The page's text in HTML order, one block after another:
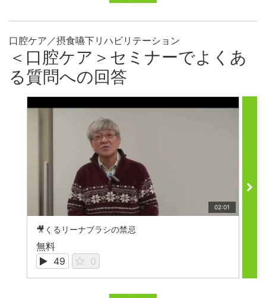
口腔ケア／摂食嚥下リハビリテーション
＜口腔ケア＞セミナーでよくあ
る質問への回答
02:01
🎥くるリーナブラシの禁忌
無料
49
0